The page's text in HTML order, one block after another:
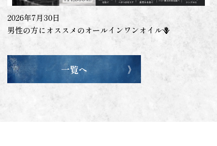
2026年7月30日
男性の方にオススメのオールインワンオイル🪻
一覧へ